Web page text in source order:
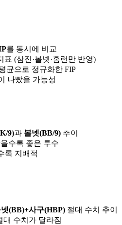
를 동시에 비교
표 (삼진·볼넷·홈런만 반영)
균으로 정규화한 FIP
나빴을 가능성
9)과 볼넷(BB/9) 추이
수록 좋은 투수
록 지배적
넷(BB)+사구(HBP) 절대 수치 추이
대 수치가 달라짐